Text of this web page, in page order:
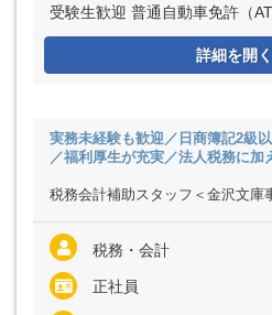
受験生歓迎 普通自動車免許（AT
詳細を開く
実務未経験も歓迎／日商簿記2級
／福利厚生が充実／法人税務に加
税務会計補助スタッフ＜金沢文庫
税務・会計
正社員